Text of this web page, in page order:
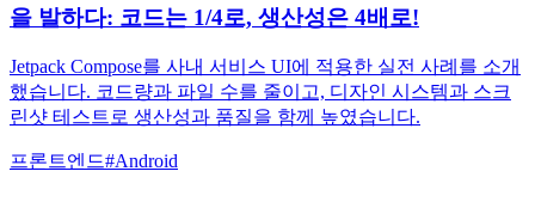
을 발하다: 코드는 1/4로, 생산성은 4배로!
Jetpack Compose를 사내 서비스 UI에 적용한 실전 사례를 소개
했습니다. 코드량과 파일 수를 줄이고, 디자인 시스템과 스크
린샷 테스트로 생산성과 품질을 함께 높였습니다.
프론트엔드#Android